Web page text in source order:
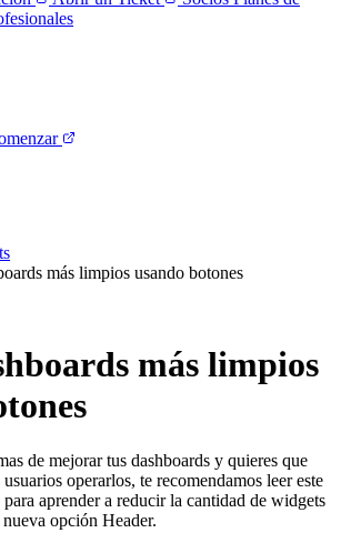
más limpios usando botones
más limpios
de mejorar tus dashboards y quieres que
operarlos, te recomendamos leer este
aprender a reducir la cantidad de widgets
opción Header.